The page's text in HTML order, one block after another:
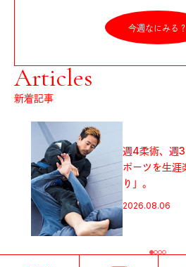
今週なにみる？
Articles
新着記事
週4柔術、週3ラン。自宅トレは「ス
ポーツを生涯楽しむための土台作
り」。
2026.08.06